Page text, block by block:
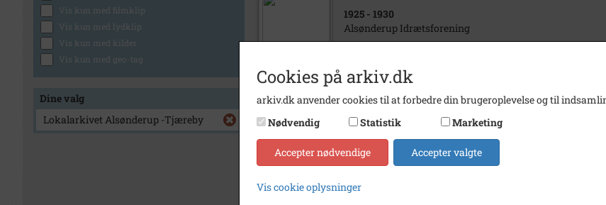
Vis kun med filmklip
Vis kun med lydklip
Vis kun med kilder
Vis kun med geo-tag
Dine valg
Lokalarkivet Alsønderup -Tjæreby
1925 - 1930
Alsønderup Idrætsforening
Bendstrup Skole 1921
Cookies på arkiv.dk
arkiv.dk anvender cookies til at forbedre din brugeroplevelse og til
Nødvendig
Statistik Marketing
Accepter nødvendige Accepter valgte
Vis cookie oplysninger